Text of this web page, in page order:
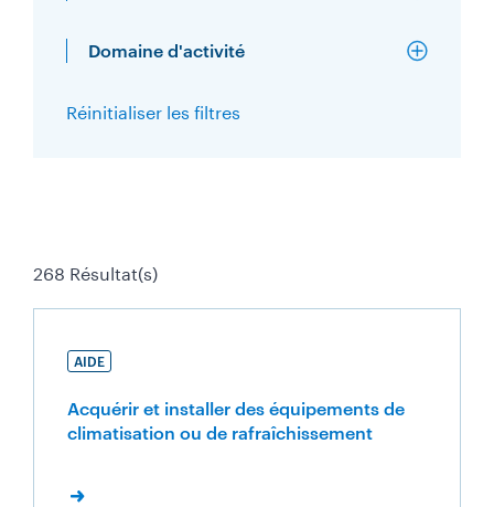
Domaine d'activité
Réinitialiser les filtres
268 Résultat(s)
AIDE
Acquérir et installer des équipements de
climatisation ou de rafraîchissement